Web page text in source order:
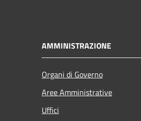
AMMINISTRAZIONE
Organi di Governo
Aree Amministrative
Uffici